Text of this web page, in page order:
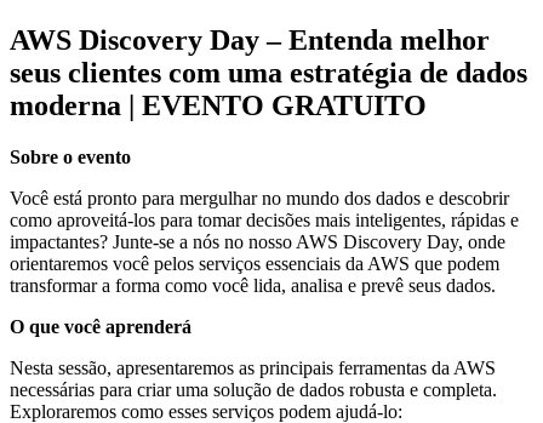
AWS Discovery Day – Entenda melhor
seus clientes com uma estratégia de dados
moderna | EVENTO GRATUITO
Sobre o evento
Você está pronto para mergulhar no mundo dos dados e descobrir
como aproveitá-los para tomar decisões mais inteligentes, rápidas e
impactantes? Junte-se a nós no nosso AWS Discovery Day, onde
orientaremos você pelos serviços essenciais da AWS que podem
transformar a forma como você lida, analisa e prevê seus dados.
O que você aprenderá
Nesta sessão, apresentaremos as principais ferramentas da AWS
necessárias para criar uma solução de dados robusta e completa.
Exploraremos como esses serviços podem ajudá-lo: